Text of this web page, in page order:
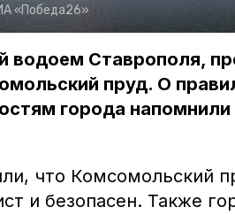
«Победа26»
водоем Ставрополя,
пруд. О
города напомнили
что Комсомольский
и безопасен. Также